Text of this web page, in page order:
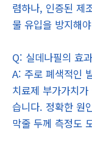
렴하나, 인증된 제
물 유입을 방지해
Q: 실데나필의 효
A: 주로 폐색적인
치료제 부가가치
습니다. 정확한 원
막줄 두께 측정도